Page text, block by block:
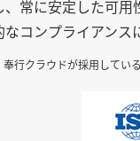
、常に安定した可用
なコンプライアンス
行クラウドが採用してい